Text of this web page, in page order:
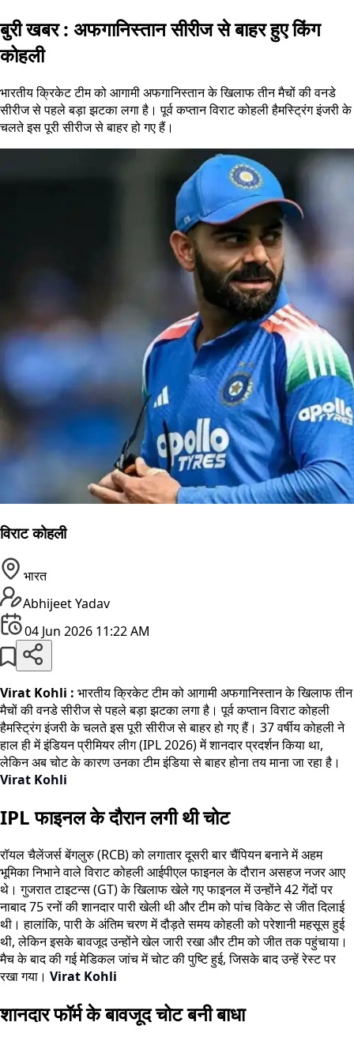
बुरी खबर : अफगानिस्तान सीरीज से बाहर हुए किंग
कोहली
भारतीय क्रिकेट टीम को आगामी अफगानिस्तान के खिलाफ तीन मैचों की वनडे
सीरीज से पहले बड़ा झटका लगा है। पूर्व कप्तान विराट कोहली हैमस्ट्रिंग इंजरी के
चलते इस पूरी सीरीज से बाहर हो गए हैं।
विराट कोहली
भारत
Abhijeet Yadav
04 Jun 2026 11:22 AM
Virat Kohli : भारतीय क्रिकेट टीम को आगामी अफगानिस्तान के खिलाफ तीन
मैचों की वनडे सीरीज से पहले बड़ा झटका लगा है। पूर्व कप्तान विराट कोहली
हैमस्ट्रिंग इंजरी के चलते इस पूरी सीरीज से बाहर हो गए हैं। 37 वर्षीय कोहली ने
हाल ही में इंडियन प्रीमियर लीग (IPL 2026) में शानदार प्रदर्शन किया था,
लेकिन अब चोट के कारण उनका टीम इंडिया से बाहर होना तय माना जा रहा है।
Virat Kohli
IPL फाइनल के दौरान लगी थी चोट
रॉयल चैलेंजर्स बेंगलुरु (RCB) को लगातार दूसरी बार चैंपियन बनाने में अहम
भूमिका निभाने वाले विराट कोहली आईपीएल फाइनल के दौरान असहज नजर आए
थे। गुजरात टाइटन्स (GT) के खिलाफ खेले गए फाइनल में उन्होंने 42 गेंदों पर
नाबाद 75 रनों की शानदार पारी खेली थी और टीम को पांच विकेट से जीत दिलाई
थी। हालांकि, पारी के अंतिम चरण में दौड़ते समय कोहली को परेशानी महसूस हुई
थी, लेकिन इसके बावजूद उन्होंने खेल जारी रखा और टीम को जीत तक पहुंचाया।
मैच के बाद की गई मेडिकल जांच में चोट की पुष्टि हुई, जिसके बाद उन्हें रेस्ट पर
रखा गया। Virat Kohli
शानदार फॉर्म के बावजूद चोट बनी बाधा